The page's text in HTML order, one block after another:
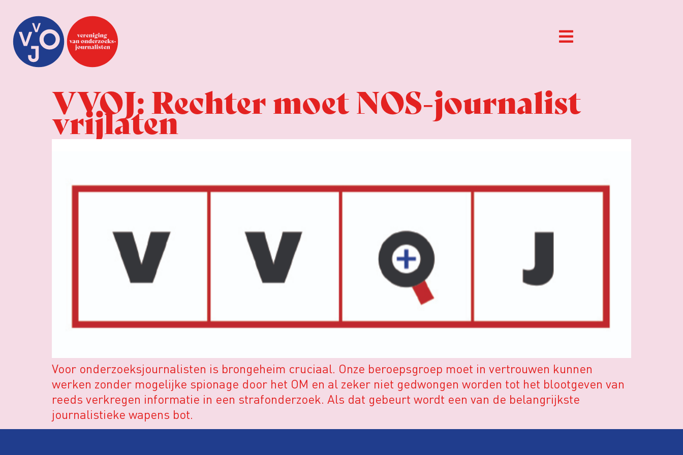
VVOJ: Rechter moet NOS-journalist
vrijlaten
Voor onderzoeksjournalisten is brongeheim cruciaal. Onze beroepsgroep moet in vertrouwen kunnen
werken zonder mogelijke spionage door het OM en al zeker niet gedwongen worden tot het blootgeven van
reeds verkregen informatie in een strafonderzoek. Als dat gebeurt wordt een van de belangrijkste
journalistieke wapens bot.